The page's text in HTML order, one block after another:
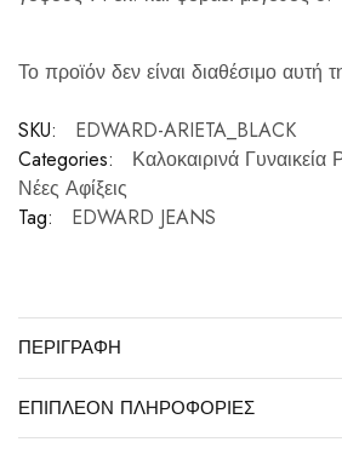
Το προϊόν δεν είναι διαθέσιμο αυτή
SKU:
EDWARD-ARIETA_BLACK
Categories:
Καλοκαιρινά Γυναικεία
Νέες Αφίξεις
Tag:
EDWARD JEANS
ΠΕΡΙΓΡΑΦΉ
ΕΠΙΠΛΈΟΝ ΠΛΗΡΟΦΟΡΊΕΣ